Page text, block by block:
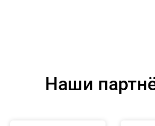
Наши